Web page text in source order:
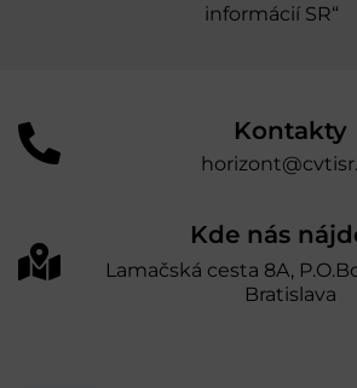
informácií SR“
Kontakty
Kde nás
Lamačská cesta 8A,
Bratislava